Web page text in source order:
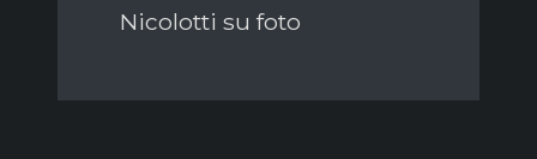
Nicolotti su foto